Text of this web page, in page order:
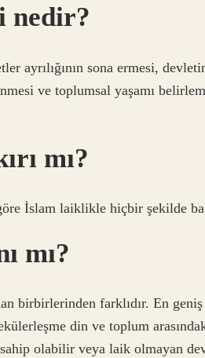
nedir?
ayrılığının sona ermesi,
ve toplumsal yaşamı
mı?
İslam laiklikle hiçbir şekilde
mı?
birbirlerinden farklıdır. En
din ve toplum
olabilir veya laik olmayan